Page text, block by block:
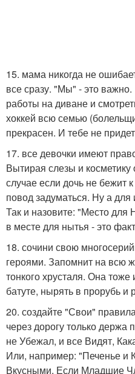
15. мама никогда не
все сразу. "Мы" - это
работы на диване и
хоккей всю семью
прекрасен. И тебе не
17. все девочки имеют
Вытирая слезы и
случае если дочь не бежит
повод задуматься. Ну а для
Так и назовите: "Место для
в месте для нытья - это
18. сочини свою
героями. Запомнит на всю
тонкого хрусталя. Она
батуте, нырять в прорубь и
20. создайте "Свои"
через дорогу только держа
не Убежал, и все Видят,
Или, например: "Печенье и
Вкусными, Если Младшие